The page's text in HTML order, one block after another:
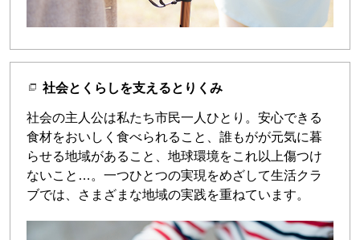
社会とくらしを支えるとりくみ
社会の主人公は私たち市民一人ひとり。安心できる
食材をおいしく食べられること、誰もがが元気に暮
らせる地域があること、地球環境をこれ以上傷つけ
ないこと…。一つひとつの実現をめざして生活クラ
ブでは、さまざまな地域の実践を重ねています。